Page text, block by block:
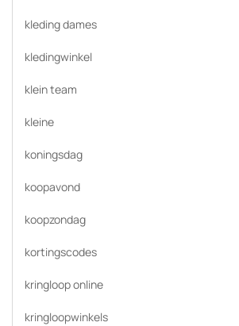
kleding dames
kledingwinkel
klein team
kleine
koningsdag
koopavond
koopzondag
kortingscodes
kringloop online
kringloopwinkels